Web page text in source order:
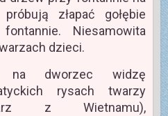
złapać gołębie
Niesamowita
dzieci.
na dworzec widzę
rysach twarzy
z Wietnamu),